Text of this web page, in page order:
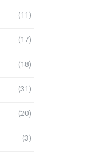
(11)
(17)
(18)
(31)
(20)
(3)